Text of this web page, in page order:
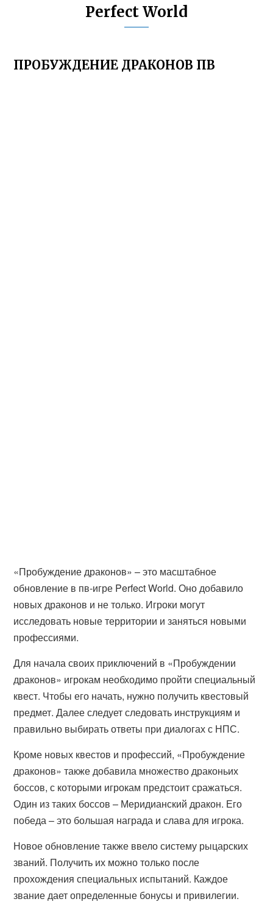
Perfect World
ПРОБУЖДЕНИЕ ДРАКОНОВ ПВ
«Пробуждение драконов» – это масштабное
обновление в пв-игре Perfect World. Оно добавило
новых драконов и не только. Игроки могут
исследовать новые территории и заняться новыми
профессиями.
Для начала своих приключений в «Пробуждении
драконов» игрокам необходимо пройти специальный
квест. Чтобы его начать, нужно получить квестовый
предмет. Далее следует следовать инструкциям и
правильно выбирать ответы при диалогах с НПС.
Кроме новых квестов и профессий, «Пробуждение
драконов» также добавила множество драконьих
боссов, с которыми игрокам предстоит сражаться.
Один из таких боссов – Меридианский дракон. Его
победа – это большая награда и слава для игрока.
Новое обновление также ввело систему рыцарских
званий. Получить их можно только после
прохождения специальных испытаний. Каждое
звание дает определенные бонусы и привилегии.